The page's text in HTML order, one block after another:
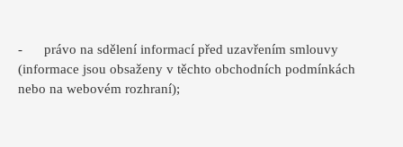
- právo na sdělení informací před uzavřením smlouvy
(informace jsou obsaženy v těchto obchodních podmínkách
nebo na webovém rozhraní);